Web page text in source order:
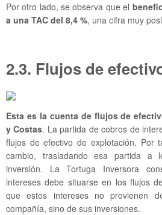
Por otro lado, se observa que el
a una TAC del 8,4 %, una cifra muy
2.3. Flujos de
Esta es la cuenta de flujos de
y Costas. La partida de cobros de
flujos de efectivo de explotación. Por
cambio, trasladando esa partida a
inversión. La Tortuga Inversora
intereses debe situarse en los flujos
que estos intereses no provienen
compañía, sino de sus inversiones.